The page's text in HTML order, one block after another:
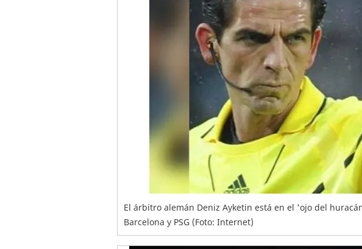
El árbitro alemán Deniz Ayketin está en el 'ojo del
Barcelona y PSG (Foto: Internet)